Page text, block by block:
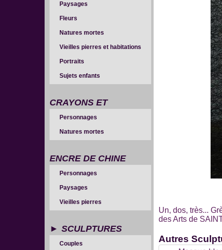
Paysages
Fleurs
Natures mortes
Vieilles pierres et habitations
Portraits
Sujets enfants
CRAYONS ET
SANGUINES
Personnages
Natures mortes
ENCRE DE CHINE
Personnages
Paysages
Vieilles pierres
SCULPTURES
Couples
Un, dos, très...
des Arts de
Autres